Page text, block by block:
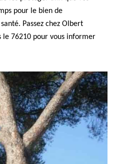
pour le bien de
Passez chez Olbert
le 76210 pour vous informer